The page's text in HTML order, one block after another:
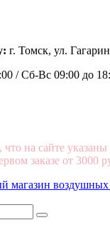
г. Томск, ул.
/Сб-Вс 09:00 до
на сайте
заказе от 3000